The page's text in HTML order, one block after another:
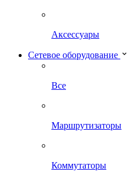
Аксессуары
Сетевое оборудование
Все
Маршрутизаторы
Коммутаторы